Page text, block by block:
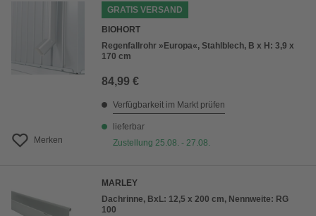
Merken
GRATIS VERSAND
BIOHORT
Regenfallrohr »Europa«, Stahlblech, B x H: 3,9 x
170 cm
84,99 €
Verfügbarkeit im Markt prüfen
lieferbar
Zustellung 25.08. - 27.08.
MARLEY
Dachrinne, BxL: 12,5 x 200 cm, Nennweite: RG
100